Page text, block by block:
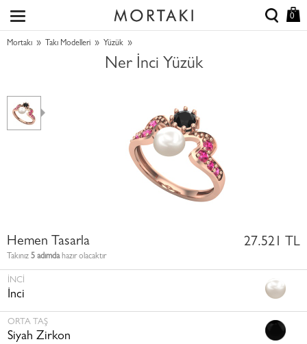
0
Mortakı » Takı Modelleri » Yüzük »
Ner İnci Yüzük
Hemen Tasarla
Takınız 5 adımdahazır olacaktır
27.521 TL
İNCI
İnci
ORTA TAŞ
Siyah Zirkon